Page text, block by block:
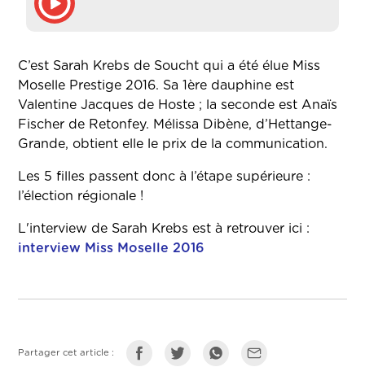
C’est Sarah Krebs de Soucht qui a été élue Miss
Moselle Prestige 2016. Sa 1ère dauphine est
Valentine Jacques de Hoste ; la seconde est Anaïs
Fischer de Retonfey. Mélissa Dibène, d’Hettange-
Grande, obtient elle le prix de la communication.
Les 5 filles passent donc à l’étape supérieure :
l’élection régionale !
L'interview de Sarah Krebs est à retrouver ici :
interview Miss Moselle 2016
Partager cet article :